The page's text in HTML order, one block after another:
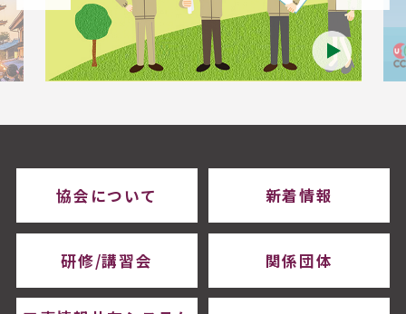
協会について 新着情報
研修/講習会 関係団体